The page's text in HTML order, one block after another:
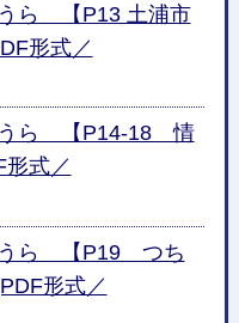
ら 【P13 土浦市
形式／
ら 【P14-18 情
式／
ら 【P19 つち
形式／